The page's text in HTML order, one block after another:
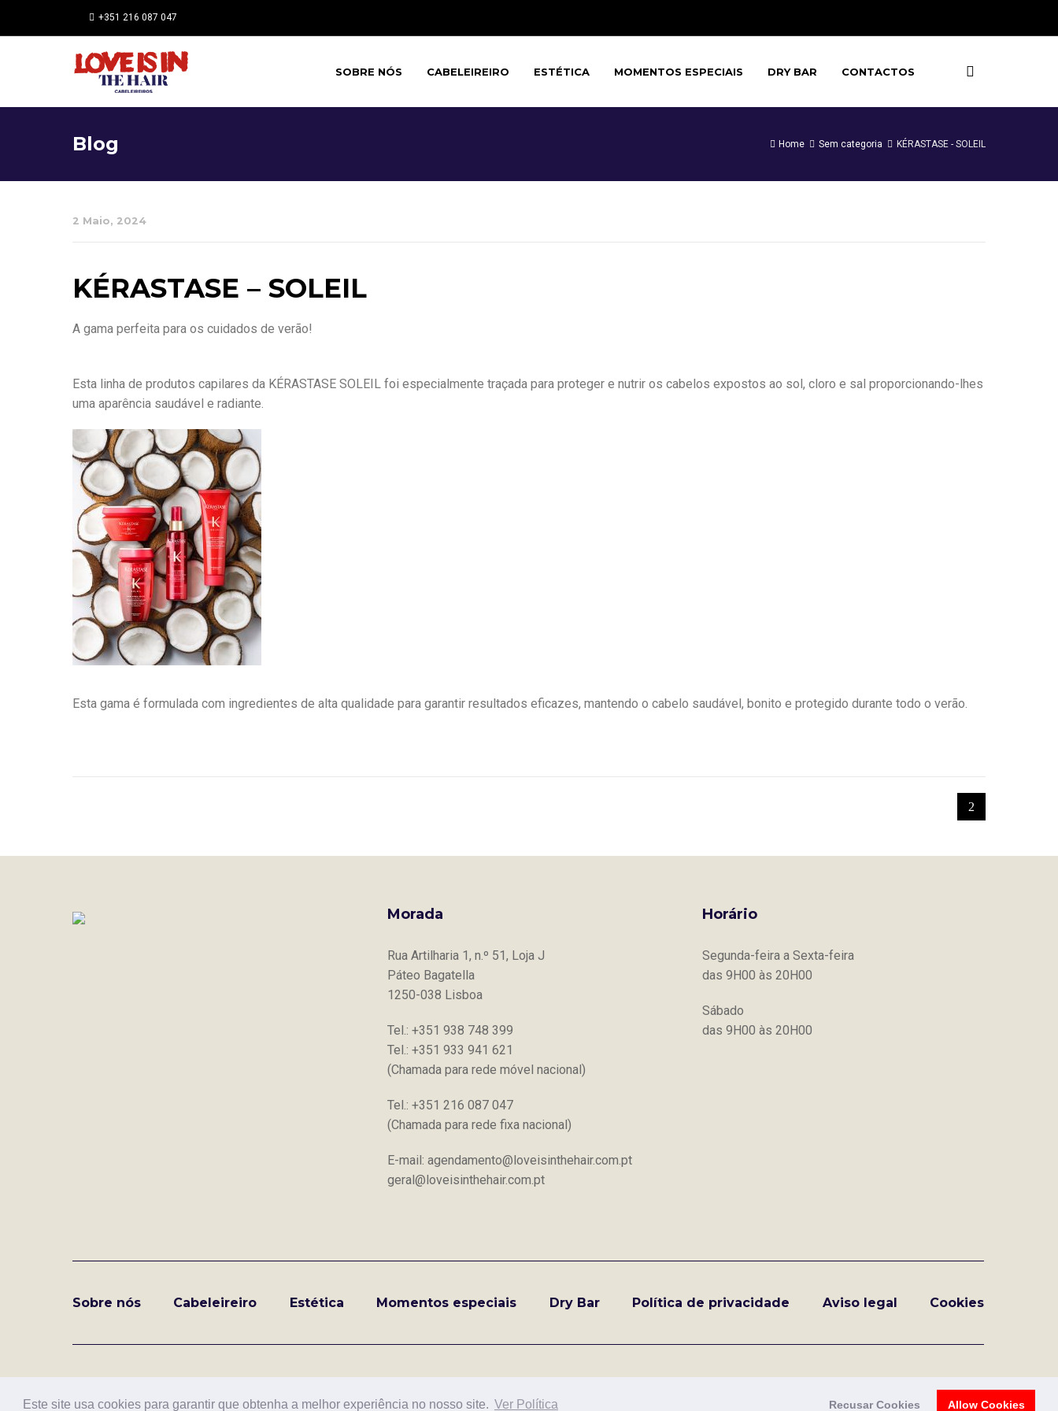
Este site usa cookies para garantir que obtenha a melhor experiência no nosso site. Ver Política Recusar Cookies Allow Cookies
+351 216 087 047
SOBRE NÓS CABELEIREIRO ESTÉTICA MOMENTOS ESPECIAIS DRY BAR CONTACTOS
Blog Home Sem categoria KÉRASTASE - SOLEIL
2 Maio, 2024
KÉRASTASE – SOLEIL
A gama perfeita para os cuidados de verão!
Esta linha de produtos capilares da KÉRASTASE SOLEIL foi especialmente traçada para proteger e nutrir os cabelos expostos ao sol, cloro e sal proporcionando-lhes
uma aparência saudável e radiante.
Esta gama é formulada com ingredientes de alta qualidade para garantir resultados eficazes, mantendo o cabelo saudável, bonito e protegido durante todo o verão.
Morada
Rua Artilharia 1, n.º 51, Loja J
Páteo Bagatella
1250-038 Lisboa
Tel.: +351 938 748 399
Tel.: +351 933 941 621
(Chamada para rede móvel nacional)
Tel.: +351 216 087 047
(Chamada para rede fixa nacional)
E-mail: agendamento@loveisinthehair.com.pt
geral@loveisinthehair.com.pt
Horário
Segunda-feira a Sexta-feira
das 9H00 às 20H00
Sábado
das 9H00 às 20H00
Sobre nós Cabeleireiro Estética Momentos especiais Dry Bar Política de privacidade Aviso legal Cookies
Copyright © LOVE IS IN THE HAIR